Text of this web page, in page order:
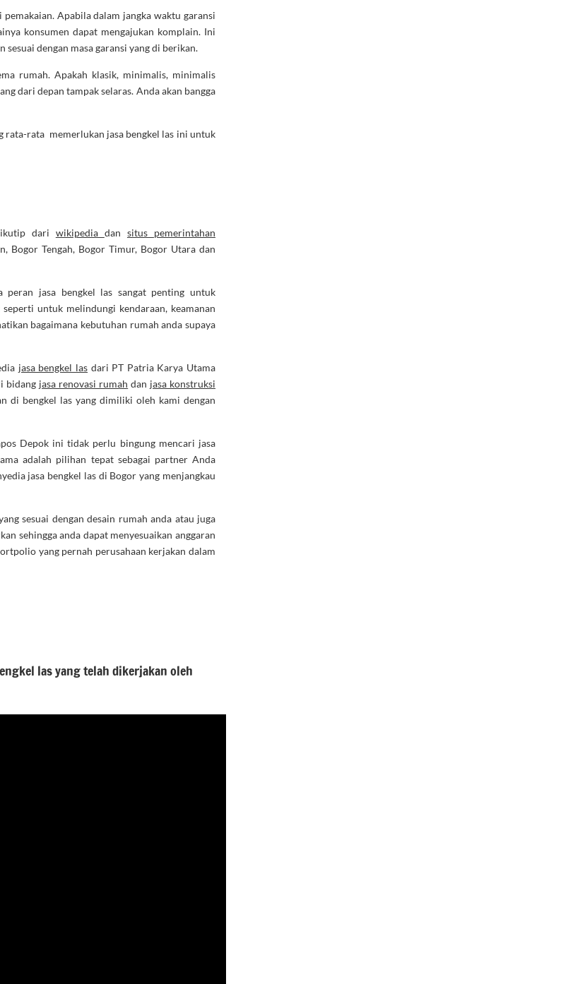
Apabila dalam jangka waktu garansi
konsumen dapat mengajukan komplain. Ini
dengan masa garansi yang di berikan.
rumah. Apakah klasik, minimalis, minimalis
dari depan tampak selaras. Anda akan bangga
rata-rata memerlukan jasa bengkel las ini untuk
dari wikipedia dan situs pemerintahan
Bogor Tengah, Bogor Timur, Bogor Utara dan
jasa bengkel las sangat penting untuk
untuk melindungi kendaraan, keamanan
bagaimana kebutuhan rumah anda supaya
jasa bengkel las dari PT Patria Karya Utama
bidang jasa renovasi rumah dan jasa konstruksi
di bengkel las yang dimiliki oleh kami dengan
Depok ini tidak perlu bingung mencari jasa
adalah pilihan tepat sebagai partner Anda
jasa bengkel las di Bogor yang menjangkau
sesuai dengan desain rumah anda atau juga
sehingga anda dapat menyesuaikan anggaran
yang pernah perusahaan kerjakan dalam
las yang telah dikerjakan oleh